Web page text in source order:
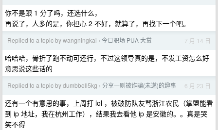
你不是跟 1 分了吗，还选什么，
再说了，人多的是，你担心 2 不好，就算了，再找下一个吧。
Replied to a topic by wangningkai › 今日职场 PUA 大赏 7 月 14 日
哈哈哈，骨折了跑不动可还行，不过这领导真的是，不发工资怎么好
意思说这些话的
Replied to a topic by dumbbell5kg › 分享一则被诈骗(未遂)的趣事 6 月 23 日
还有一个有意思的事，上周打 lol ，被破防队友骂浙江农民（掌盟能看
到 ip 地址，我在杭州工作），结果我去看他 ip 是安徽的。。真是哭
笑不得